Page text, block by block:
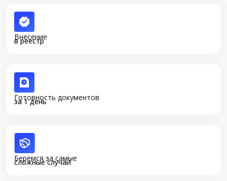
Внесение
в реестр
Готовность документов
за 1 день
Беремся за самые
сложные случаи